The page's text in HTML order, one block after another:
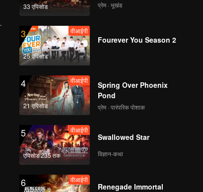
33 एपिसोड प्रेम · भूखंड
3
25 एपिसोड
वीआईपी
Fourever You Season 2
4
21 एपिसोड
वीआईपी
Spring Over Phoenix
Pond
प्रेम · पारंपरिक पोशाक
5
एपिसोड 235 तक
वीआईपी
Swallowed Star
विज्ञान-कथा
6 वीआईपी
Renegade Immortal